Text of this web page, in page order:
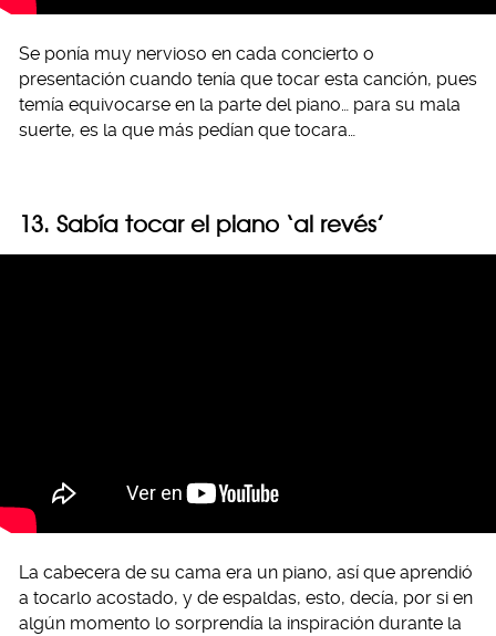
Se ponía muy nervioso en cada concierto o
presentación cuando tenía que tocar esta canción, pues
temía equivocarse en la parte del piano… para su mala
suerte, es la que más pedían que tocara…
13. Sabía tocar el piano ‘al revés’
La cabecera de su cama era un piano, así que aprendió
a tocarlo acostado, y de espaldas, esto, decía, por si en
algún momento lo sorprendía la inspiración durante la